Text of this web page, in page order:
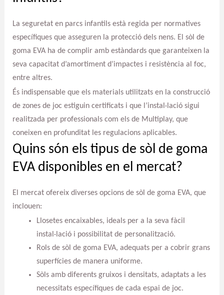
La seguretat en parcs infantils està regida per normatives
específiques que asseguren la protecció dels nens. El sòl de
goma EVA ha de complir amb estàndards que garanteixen la
seva capacitat d’amortiment d’impactes i resistència al foc,
entre altres.
És indispensable que els materials utilitzats en la construcció
de zones de joc estiguin certificats i que l’instal·lació sigui
realitzada per professionals com els de Multiplay, que
coneixen en profunditat les regulacions aplicables.
Quins són els tipus de sòl de goma
EVA disponibles en el mercat?
El mercat ofereix diverses opcions de sòl de goma EVA, que
inclouen:
Llosetes encaixables, ideals per a la seva fàcil
instal·lació i possibilitat de personalització.
Rols de sòl de goma EVA, adequats per a cobrir grans
superfícies de manera uniforme.
Sòls amb diferents gruixos i densitats, adaptats a les
necessitats específiques de cada espai de joc.